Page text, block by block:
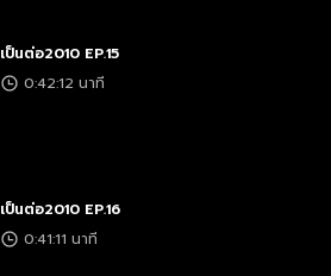
เป็นต่อ2010 EP.15
0:42:12 นาที
เป็นต่อ2010 EP.16
0:41:11 นาที